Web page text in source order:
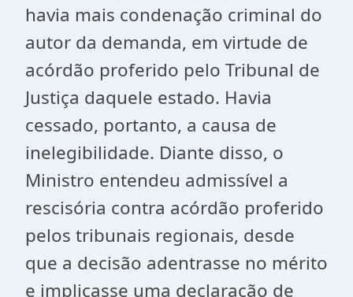
havia mais condenação criminal do
autor da demanda, em virtude de
acórdão proferido pelo Tribunal de
Justiça daquele estado. Havia
cessado, portanto, a causa de
inelegibilidade. Diante disso, o
Ministro entendeu admissível a
rescisória contra acórdão proferido
pelos tribunais regionais, desde
que a decisão adentrasse no mérito
e implicasse uma declaração de